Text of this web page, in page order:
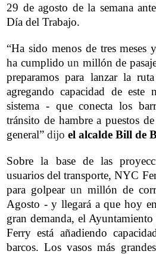
29 de agosto de la semana
Día del Trabajo.
“Ha sido menos de tres
ha cumplido un millón de
preparamos para lanzar la
agregando capacidad de
sistema - que conecta los
tránsito de hambre a puestos
general” dijo el alcalde Bill de
Sobre la base de las
usuarios del transporte, NYC
para golpearun millón de
Agosto - y llegará a que hoy
gran demanda, el
Ferry está añadiendo
barcos. Los vasos más